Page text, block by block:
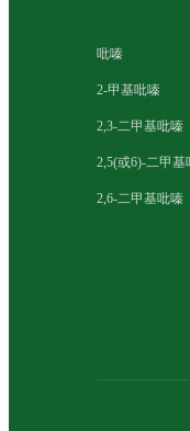
吡嗪
2-甲基吡嗪
2,3-二甲基吡嗪
2,5(或6)-二甲基
2,6-二甲基吡嗪